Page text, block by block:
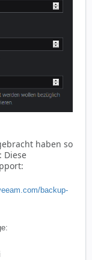
haben so
Diese
backup-